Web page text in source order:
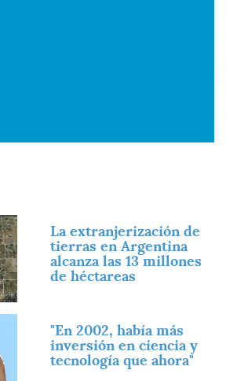
La extranjerización de
tierras en Argentina
alcanza las 13 millones
de héctareas
"En 2002, había más
inversión en ciencia y
tecnología que ahora"